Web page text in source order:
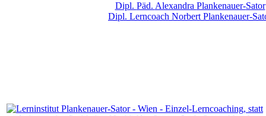
Dipl. Päd. Alexandra Plankenauer-Sator
Dipl. Lerncoach Norbert Plankenauer-